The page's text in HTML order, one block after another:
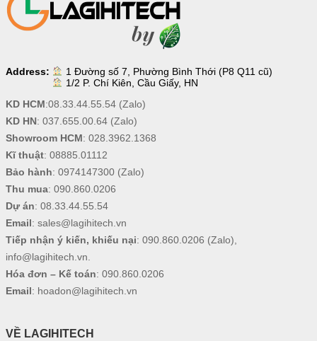
Address:
1 Đường số 7, Phường Bình Thới (P8 Q11 cũ)
1/2 P. Chí Kiên, Cầu Giấy, HN
KD HCM:08.33.44.55.54(Zalo)
KD HN: 037.655.00.64(Zalo)
Showroom HCM: 028.3962.1368
Kĩ thuật: 08885.01112
Bảo hành: 0974147300(Zalo)
Thu mua: 090.860.0206
Dự án: 08.33.44.55.54
Email: sales@lagihitech.vn
Tiếp nhận ý kiến, khiếu nại: 090.860.0206 (Zalo),
info@lagihitech.vn
Hóa đơn – Kế toán: 090.860.0206
Email: hoadon@lagihitech.vn
VỀ LAGIHITECH